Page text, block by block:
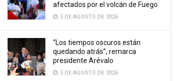
afectados por el volcán de Fuego
5 DE AGOSTO DE 2026
“Los tiempos oscuros están
quedando atrás”, remarca
presidente Arévalo
5 DE AGOSTO DE 2026